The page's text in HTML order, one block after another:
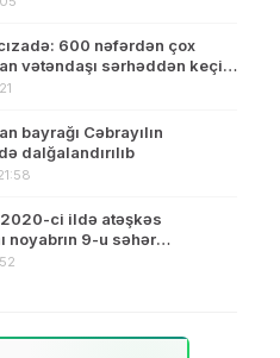
600 nəfərdən çox
vətəndaşı sərhəddən keçid
edib
bayrağı Cəbrayılın
dalğalandırılıb
ci ildə atəşkəs
noyabrın 9-u səhər
bildirib